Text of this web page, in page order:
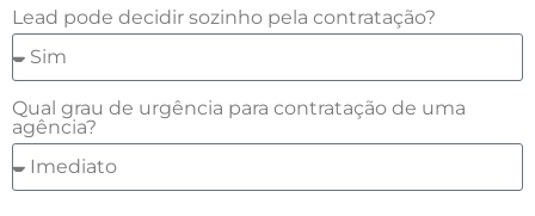
Lead pode decidir sozinho pela contratação?
Qual grau de urgência para contratação de uma
agência?